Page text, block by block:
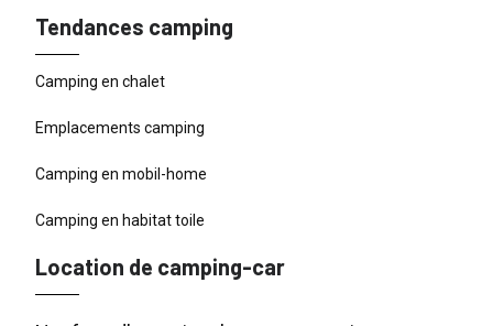
Tendances camping
Camping en chalet
Emplacements camping
Camping en mobil-home
Camping en habitat toile
Location de camping-car